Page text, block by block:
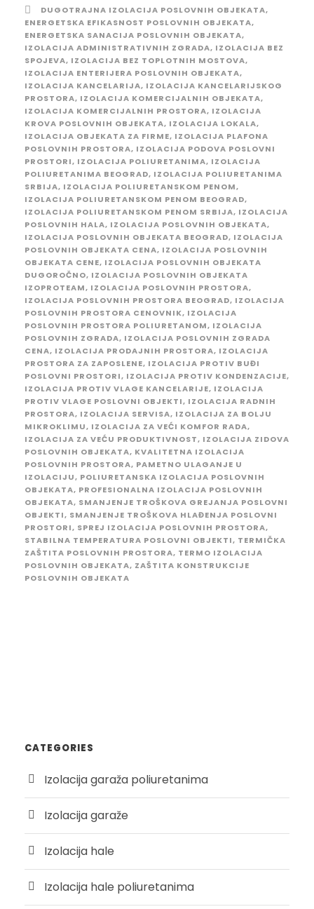
DUGOTRAJNA IZOLACIJA POSLOVNIH OBJEKATA,
ENERGETSKA EFIKASNOST POSLOVNIH OBJEKATA,
ENERGETSKA SANACIJA POSLOVNIH OBJEKATA,
IZOLACIJA ADMINISTRATIVNIH ZGRADA, IZOLACIJA BEZ
SPOJEVA, IZOLACIJA BEZ TOPLOTNIH MOSTOVA,
IZOLACIJA ENTERIJERA POSLOVNIH OBJEKATA,
IZOLACIJA KANCELARIJA, IZOLACIJA KANCELARIJSKOG
PROSTORA, IZOLACIJA KOMERCIJALNIH OBJEKATA,
IZOLACIJA KOMERCIJALNIH PROSTORA, IZOLACIJA
KROVA POSLOVNIH OBJEKATA, IZOLACIJA LOKALA,
IZOLACIJA OBJEKATA ZA FIRME, IZOLACIJA PLAFONA
POSLOVNIH PROSTORA, IZOLACIJA PODOVA POSLOVNI
PROSTORI, IZOLACIJA POLIURETANIMA, IZOLACIJA
POLIURETANIMA BEOGRAD, IZOLACIJA POLIURETANIMA
SRBIJA, IZOLACIJA POLIURETANSKOM PENOM,
IZOLACIJA POLIURETANSKOM PENOM BEOGRAD,
IZOLACIJA POLIURETANSKOM PENOM SRBIJA, IZOLACIJA
POSLOVNIH HALA, IZOLACIJA POSLOVNIH OBJEKATA,
IZOLACIJA POSLOVNIH OBJEKATA BEOGRAD, IZOLACIJA
POSLOVNIH OBJEKATA CENA, IZOLACIJA POSLOVNIH
OBJEKATA CENE, IZOLACIJA POSLOVNIH OBJEKATA
DUGOROČNO, IZOLACIJA POSLOVNIH OBJEKATA
IZOPROTEAM, IZOLACIJA POSLOVNIH PROSTORA,
IZOLACIJA POSLOVNIH PROSTORA BEOGRAD, IZOLACIJA
POSLOVNIH PROSTORA CENOVNIK, IZOLACIJA
POSLOVNIH PROSTORA POLIURETANOM, IZOLACIJA
POSLOVNIH ZGRADA, IZOLACIJA POSLOVNIH ZGRADA
CENA, IZOLACIJA PRODAJNIH PROSTORA, IZOLACIJA
PROSTORA ZA ZAPOSLENE, IZOLACIJA PROTIV BUĐI
POSLOVNI PROSTORI, IZOLACIJA PROTIV KONDENZACIJE,
IZOLACIJA PROTIV VLAGE KANCELARIJE, IZOLACIJA
PROTIV VLAGE POSLOVNI OBJEKTI, IZOLACIJA RADNIH
PROSTORA, IZOLACIJA SERVISA, IZOLACIJA ZA BOLJU
MIKROKLIMU, IZOLACIJA ZA VEĆI KOMFOR RADA,
IZOLACIJA ZA VEĆU PRODUKTIVNOST, IZOLACIJA ZIDOVA
POSLOVNIH OBJEKATA, KVALITETNA IZOLACIJA
POSLOVNIH PROSTORA, PAMETNO ULAGANJE U
IZOLACIJU, POLIURETANSKA IZOLACIJA POSLOVNIH
OBJEKATA, PROFESIONALNA IZOLACIJA POSLOVNIH
OBJEKATA, SMANJENJE TROŠKOVA GREJANJA POSLOVNI
OBJEKTI, SMANJENJE TROŠKOVA HLAĐENJA POSLOVNI
PROSTORI, SPREJ IZOLACIJA POSLOVNIH PROSTORA,
STABILNA TEMPERATURA POSLOVNI OBJEKTI, TERMIČKA
ZAŠTITA POSLOVNIH PROSTORA, TERMO IZOLACIJA
POSLOVNIH OBJEKATA, ZAŠTITA KONSTRUKCIJE
POSLOVNIH OBJEKATA
CATEGORIES
Izolacija garaža poliuretanima
Izolacija garaže
Izolacija hale
Izolacija hale poliuretanima